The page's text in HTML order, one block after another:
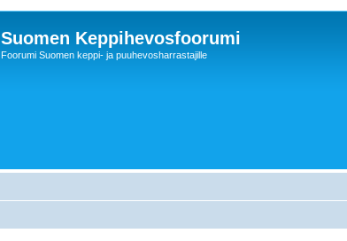
Suomen Keppihevosfoorumi
Foorumi Suomen keppi- ja puuhevosharrastajille